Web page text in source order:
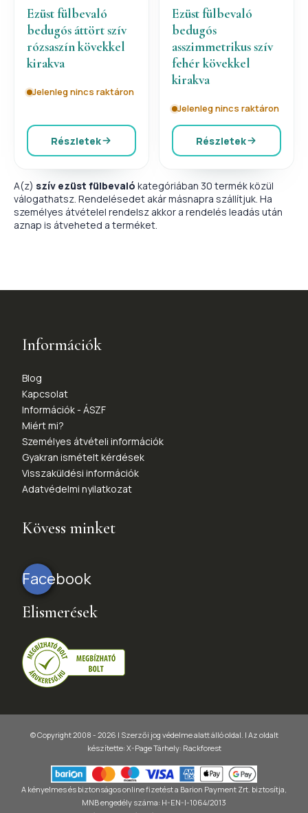
Ezüst fülbevaló
bedugós áttört szív
rózsaszín kövekkel
kirakva
Jelenleg nincs raktáron
Részletek
Ezüst fülbevaló
bedugós
asszimmetrikus szív
fehér kövekkel
kirakva
Jelenleg nincs raktáron
Részletek
A(z) szív ezüst fülbevaló kategóriában 30 termék közül
válogathatsz. Rendelésedet akár másnapra szállítjuk. Ha
személyes átvételel rendelsz akkor a rendelés leadás után
aznap is átveheted a terméket.
Információk
Blog
Kapcsolat
Információk - ÁSZF
Miért mi?
Személyes átvételi információk
Gyakran ismételt kérdések
Visszaküldési információk
Adatvédelmi nyilatkozat
Kövess minket
Facebook
Elismerések
© Copyright 2008 - 2026 | Szerzői jog védelme alatt álló oldal. | Az oldalt
készítette: X-PageTárhely: Rackforest
A kényelmes és biztonságos online fizetést a Barion Payment Zrt. biztosítja,
MNB engedély száma: H-EN-I-1064/2013